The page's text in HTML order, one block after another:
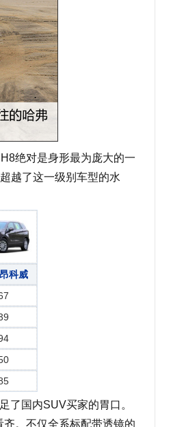
绝对是身形最为庞大的一
越了这一级别车型的水
科威
了国内SUV买家的胃口。
。不仅全系标配带透镜的